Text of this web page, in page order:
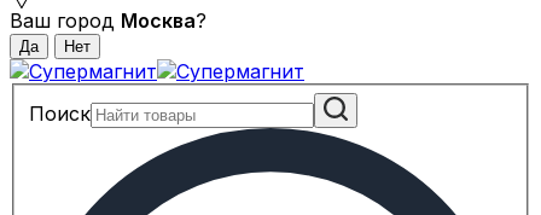
Ваш город Москва?
Поиск